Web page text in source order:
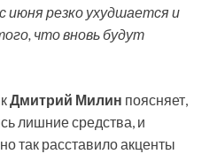
июня резко ухудшается и
что вновь будут
Дмитрий Милин поясняет,
лишние средства, и
так расставило акценты